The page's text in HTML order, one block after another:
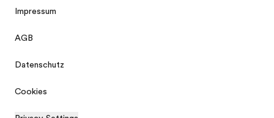
Impressum
AGB
Datenschutz
Cookies